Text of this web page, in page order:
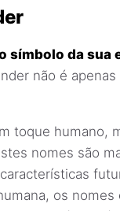
símbolo da sua
não é
toque humano,
nomes são
os nomes